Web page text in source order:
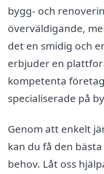
bygg- och
överväldigande,
det en smidig och
erbjuder en
kompetenta
specialiserade på
Genom att enkelt
kan du få den
behov. Låt oss